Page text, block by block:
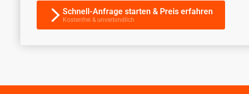
Schnell-Anfrage starten & Preis erfahren
Kostenfrei & unverbindlich